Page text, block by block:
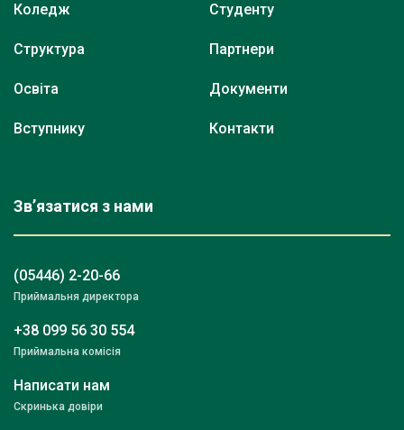
Коледж
Структура
Освіта
Вступнику
Студенту
Партнери
Документи
Контакти
Зв’язатися з нами
(05446) 2-20-66
Приймальня директора
+38 099 56 30 554
Приймальна комісія
Написати нам
Скринька довіри